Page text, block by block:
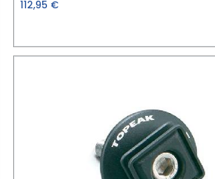
112,95 €